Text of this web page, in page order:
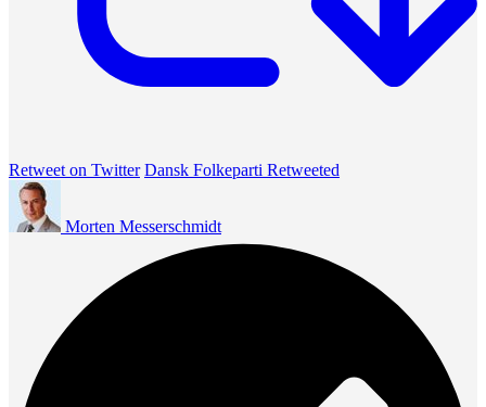
Retweet on Twitter Dansk Folkeparti Retweeted
Morten Messerschmidt